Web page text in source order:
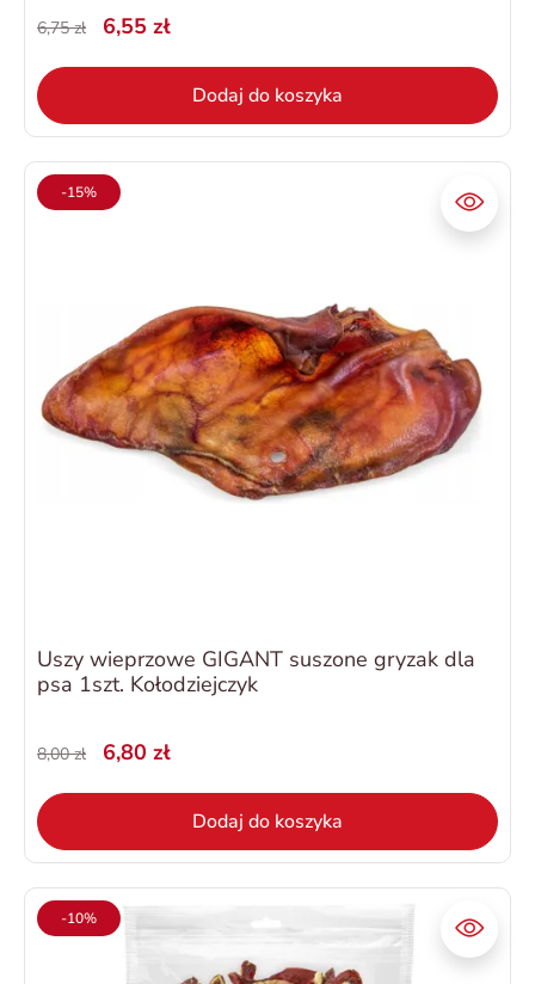
6,75 zł 6,55 zł
Dodaj do koszyka
-15%
Uszy wieprzowe GIGANT suszone gryzak dla
psa 1szt. Kołodziejczyk
8,00 zł 6,80 zł
Dodaj do koszyka
-10%